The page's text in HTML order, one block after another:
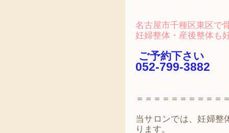
名古屋市千種区東区で
妊婦整体・産後整体も
ご予約下さい
052-799-3882
＝＝＝＝＝＝＝＝＝＝
当サロンでは、妊婦整
ります。